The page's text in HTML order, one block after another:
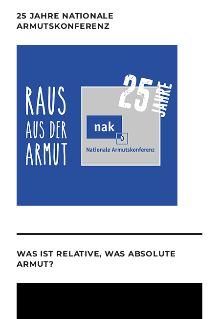
25 JAHRE NATIONALE
ARMUTSKONFERENZ
WAS IST RELATIVE, WAS ABSOLUTE
ARMUT?